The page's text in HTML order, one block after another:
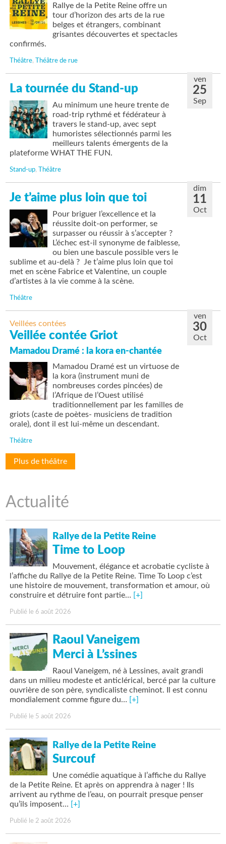
Rallye de la Petite Reine offre un
tour d’horizon des arts de la rue
belges et étrangers, combinant
grisantes découvertes et spectacles
confirmés.
Théâtre, Théâtre de rue
ven
25
Sep
La tournée du Stand-up
Au minimum une heure trente de
road-trip rythmé et fédérateur à
travers le stand-up, avec sept
humoristes sélectionnés parmi les
meilleurs talents émergents de la
plateforme WHAT THE FUN.
Stand-up, Théâtre
dim
11
Oct
Je t’aime plus loin que toi
Pour briguer l’excellence et la
réussite doit-on performer, se
surpasser ou réussir à s’accepter ?
L’échec est-il synonyme de faiblesse,
ou bien une bascule possible vers le
sublime et au-delà ? Je t’aime plus loin que toi
met en scène Fabrice et Valentine, un couple
d’artistes à la vie comme à la scène.
Théâtre
ven
30
Oct
Veillées contées
Veillée contée Griot
Mamadou Dramé : la kora en-chantée
Mamadou Dramé est un virtuose de
la kora (instrument muni de
nombreuses cordes pincées) de
l’Afrique de l’Ouest utilisé
traditionnellement par les familles de
griots (caste de poètes- musiciens de tradition
orale), dont il est lui-même un descendant.
Théâtre
Plus de théâtre
Actualité
Rallye de la Petite Reine
Time to Loop
Mouvement, élégance et acrobatie cycliste à
l’affiche du Rallye de la Petite Reine. Time To Loop c’est
une histoire de mouvement, transformation et amour, où
construire et détruire font partie… [+]
Publié le 6 août 2026
Raoul Vaneigem
Merci à L’ssines
Raoul Vaneigem, né à Lessines, avait grandi
dans un milieu modeste et anticlérical, bercé par la culture
ouvrière de son père, syndicaliste cheminot. Il est connu
mondialement comme figure du… [+]
Publié le 5 août 2026
Rallye de la Petite Reine
Surcouf
Une comédie aquatique à l’affiche du Rallye
de la Petite Reine. Et après on apprendra à nager ! Ils
arrivent au rythme de l’eau, on pourrait presque penser
qu’ils imposent… [+]
Publié le 2 août 2026